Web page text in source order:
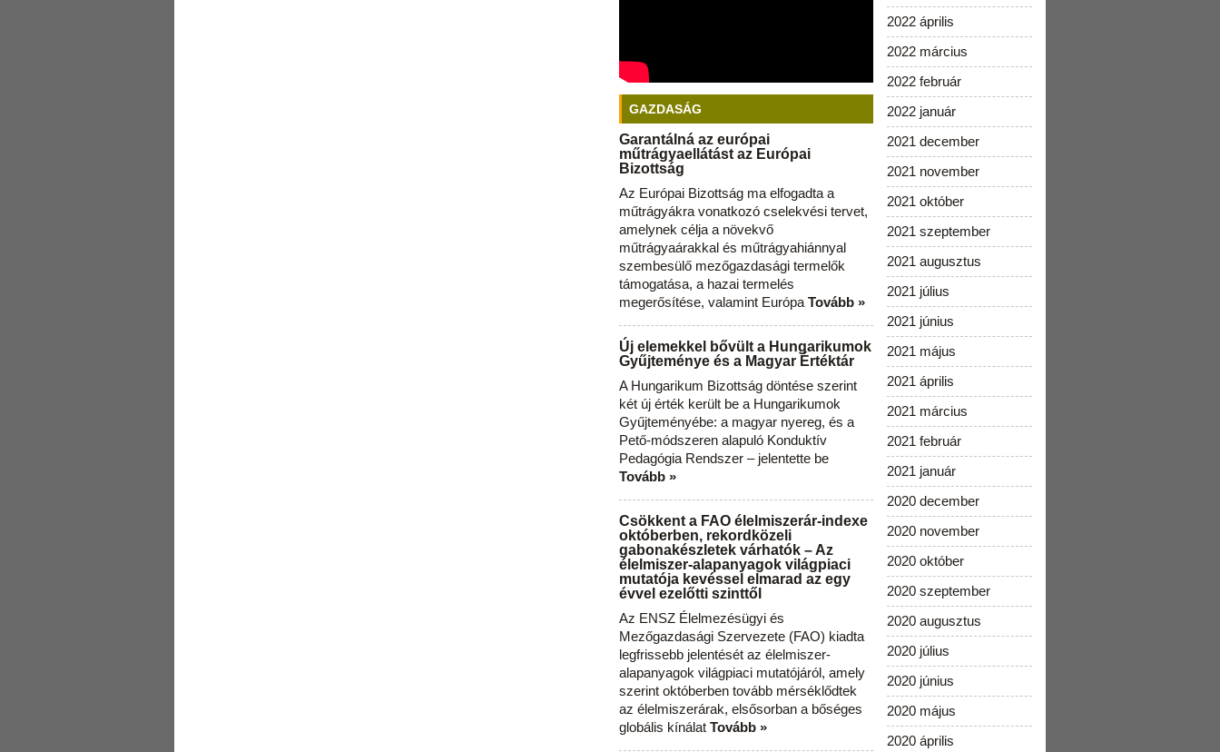
GAZDASÁG
Garantálná az európai
műtrágyaellátást az Európai
Bizottság
Az Európai Bizottság ma elfogadta a
műtrágyákra vonatkozó cselekvési tervet,
amelynek célja a növekvő
műtrágyaárakkal és műtrágyahiánnyal
szembesülő mezőgazdasági termelők
támogatása, a hazai termelés
megerősítése, valamint Európa Tovább »
Új elemekkel bővült a Hungarikumok
Gyűjteménye és a Magyar Értéktár
A Hungarikum Bizottság döntése szerint
két új érték került be a Hungarikumok
Gyűjteményébe: a magyar nyereg, és a
Pető-módszeren alapuló Konduktív
Pedagógia Rendszer – jelentette be
Tovább »
Csökkent a FAO élelmiszerár-indexe
októberben, rekordközeli
gabonakészletek várhatók – Az
élelmiszer-alapanyagok világpiaci
mutatója kevéssel elmarad az egy
évvel ezelőtti szinttől
Az ENSZ Élelmezésügyi és
Mezőgazdasági Szervezete (FAO) kiadta
legfrissebb jelentését az élelmiszer-
alapanyagok világpiaci mutatójáról, amely
szerint októberben tovább mérséklődtek
az élelmiszerárak, elsősorban a bőséges
globális kínálat Tovább »
2022 április
2022 március
2022 február
2022 január
2021 december
2021 november
2021 október
2021 szeptember
2021 augusztus
2021 július
2021 június
2021 május
2021 április
2021 március
2021 február
2021 január
2020 december
2020 november
2020 október
2020 szeptember
2020 augusztus
2020 július
2020 június
2020 május
2020 április